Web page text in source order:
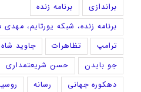
براندازی
برنامه زنده
برنامه زنده، شبکه یورتایم، مهدی
ترامپ
تظاهرات جاوید شاه
جو بایدن
حسن شریعتمداری
دهکوره جهانی
رسانه